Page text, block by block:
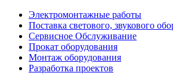
Электромонтажные работы
Поставка светового, звукового
Сервисное Обслуживание
Прокат оборудования
Монтаж оборудования
Разработка проектов